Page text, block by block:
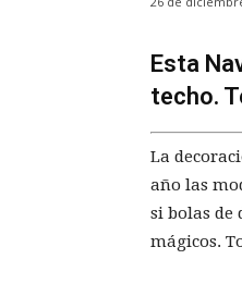
Esta
techo.
La
año las
si bolas de
mágicos.